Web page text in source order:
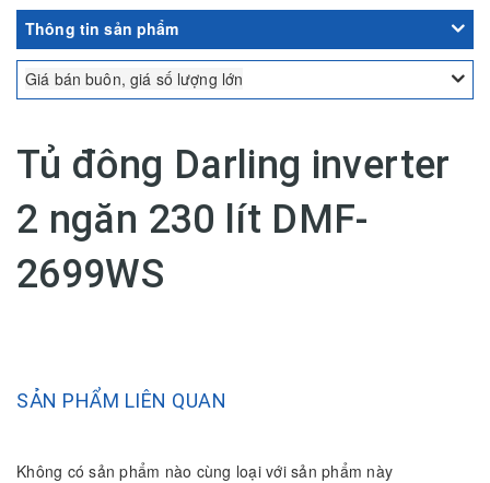
Thông tin sản phẩm
Giá bán buôn, giá số lượng lớn
Tủ đông Darling inverter
2 ngăn 230 lít DMF-
2699WS
SẢN PHẨM LIÊN QUAN
Không có sản phẩm nào cùng loại với sản phẩm này